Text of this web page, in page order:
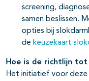
screening,
samen beslissen.
opties bij
de keuzekaart
Hoe is de richtlijn tot
Het initiatief voor deze